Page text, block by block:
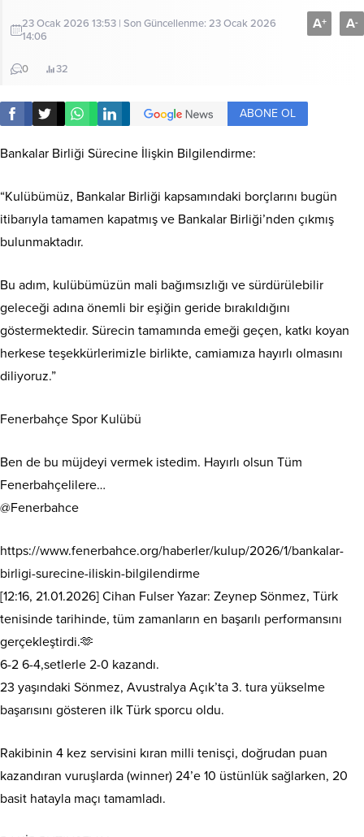
23 Ocak 2026 13:53 | Son Güncellenme: 23 Ocak 2026
14:06
0 32
A+ A-
ABONE OL
Bankalar Birliği Sürecine İlişkin Bilgilendirme:
“Kulübümüz, Bankalar Birliği kapsamındaki borçlarını bugün
itibarıyla tamamen kapatmış ve Bankalar Birliği’nden çıkmış
bulunmaktadır.
Bu adım, kulübümüzün mali bağımsızlığı ve sürdürülebilir
geleceği adına önemli bir eşiğin geride bırakıldığını
göstermektedir. Sürecin tamamında emeği geçen, katkı koyan
herkese teşekkürlerimizle birlikte, camiamıza hayırlı olmasını
diliyoruz.”
Fenerbahçe Spor Kulübü
Ben de bu müjdeyi vermek istedim. Hayırlı olsun Tüm
Fenerbahçelilere…
@Fenerbahce
https://www.fenerbahce.org/haberler/kulup/2026/1/bankalar-
birligi-surecine-iliskin-bilgilendirme
[12:16, 21.01.2026] Cihan Fulser Yazar: Zeynep Sönmez, Türk
tenisinde tarihinde, tüm zamanların en başarılı performansını
gerçekleştirdi.🫶
6-2 6-4,setlerle 2-0 kazandı.
23 yaşındaki Sönmez, Avustralya Açık’ta 3. tura yükselme
başarısını gösteren ilk Türk sporcu oldu.
Rakibinin 4 kez servisini kıran milli tenisçi, doğrudan puan
kazandıran vuruşlarda (winner) 24’e 10 üstünlük sağlarken, 20
basit hatayla maçı tamamladı.